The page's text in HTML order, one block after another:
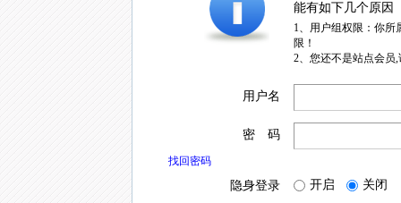
能有如下几个原因
1、用户组权限：你所
限！
2、您还不是站点会员
用户名
密 码
找回密码
隐身登录 开启 关闭